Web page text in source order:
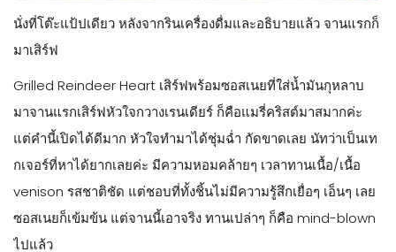
นั่งที่โต๊ะแป้ปเดียว หลังจากรินเครื่องดื่มและอธิบายแล้ว จานแรกก็
มาเสิร์ฟ
Grilled Reindeer Heart เสิร์ฟพร้อมซอสเนยที่ใส่น้ำมันกุหลาบ
มาจานแรกเสิร์ฟหัวใจกวางเรนเดียร์ ก็คือแมรี่คริสต์มาสมากค่ะ
แต่คำนี้เปิดได้ดีมาก หัวใจทำมาได้ชุ่มฉ่ำ กัดขาดเลย นัทว่าเป็นเท
กเจอร์ที่หาได้ยากเลยค่ะ มีความหอมคล้ายๆ เวลาทานเนื้อ/เนื้อ
venison รสชาติชัด แต่ชอบที่ทั้งชิ้นไม่มีความรู้สึกเยื่อๆ เอ็นๆ เลย
ซอสเนยก็เข้มข้น แต่จานนี้เอาจริง ทานเปล่าๆ ก็คือ mind-blown
ไปแล้ว